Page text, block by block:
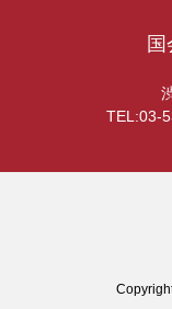
TEL:03-